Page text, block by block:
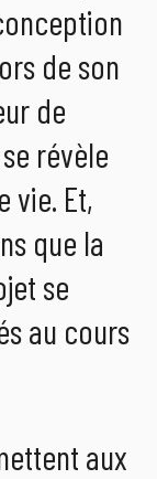
de son
de
révèle
vie. Et,
que la
se
au cours
aux